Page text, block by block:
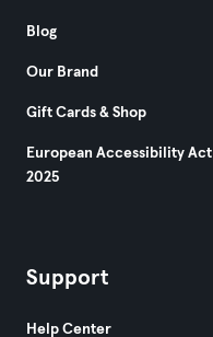
Blog
Our Brand
Gift Cards & Shop
European Accessibility Act
2025
Support
Help Center